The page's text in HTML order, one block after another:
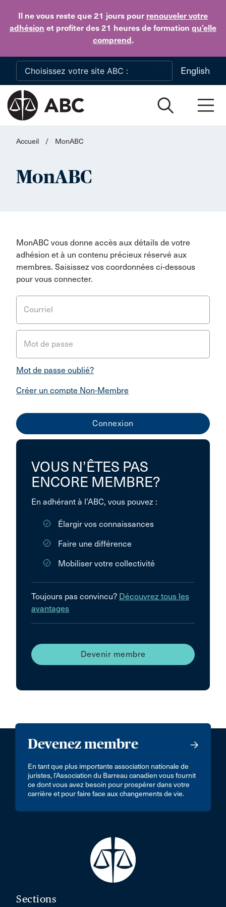
Il ne vous reste que 21 jours pour renouveler votre
adhésion et profiter des 21 heures de formation qu’elle
comprend.
Skip to main content
English
Accueil / MonABC
MonABC
MonABC vous donne accès aux détails de votre
adhésion et à un contenu précieux réservé aux
membres. Saisissez vos coordonnées ci-dessous
pour vous connecter.
Courriel
Mot de passe
Mot de passe oublié?
Créer un compte Non-Membre
VOUS N’ÊTES PAS
ENCORE MEMBRE?
En adhérant à l’ABC, vous pouvez :
Élargir vos connaissances
Faire une différence
Mobiliser votre collectivité
Toujours pas convincu? Découvrez tous les
avantages
Devenir membre
Devenez membre
En tant que plus importante association nationale de
juristes, l’Association du Barreau canadien vous fournit
ce dont vous avez besoin pour prospérer dans votre
carrière et pour faire face aux changements de vie.
Sections